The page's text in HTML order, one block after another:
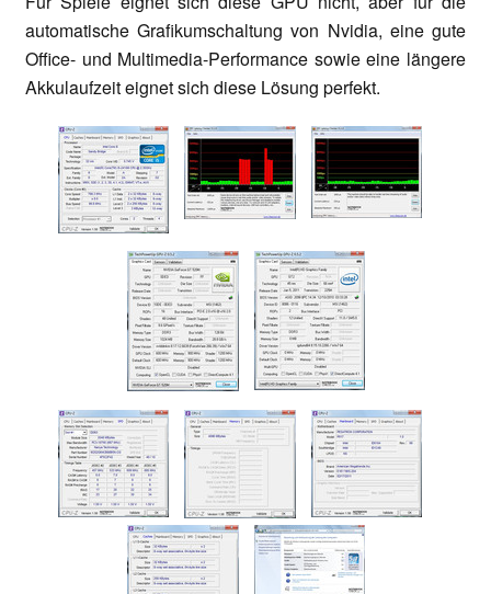
automatische Grafikumschaltung von Nvidia, eine gute
Office- und Multimedia-Performance sowie eine längere
Akkulaufzeit eignet sich diese Lösung perfekt.